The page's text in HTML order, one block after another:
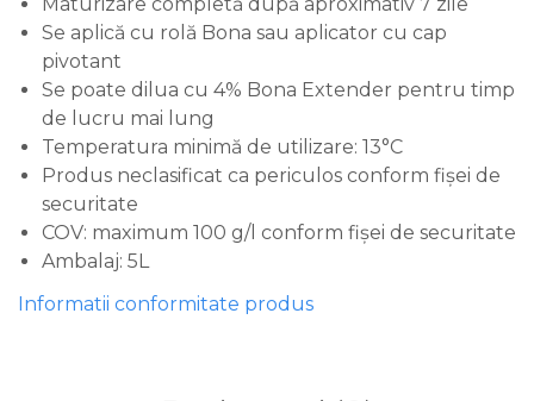
Se aplică cu rolă Bona sau aplicator cu cap
pivotant
Se poate dilua cu 4% Bona Extender pentru timp
de lucru mai lung
Temperatura minimă de utilizare: 13°C
Produs neclasificat ca periculos conform fișei de
securitate
COV: maximum 100 g/l conform fișei de securitate
Ambalaj: 5L
Informatii conformitate produs